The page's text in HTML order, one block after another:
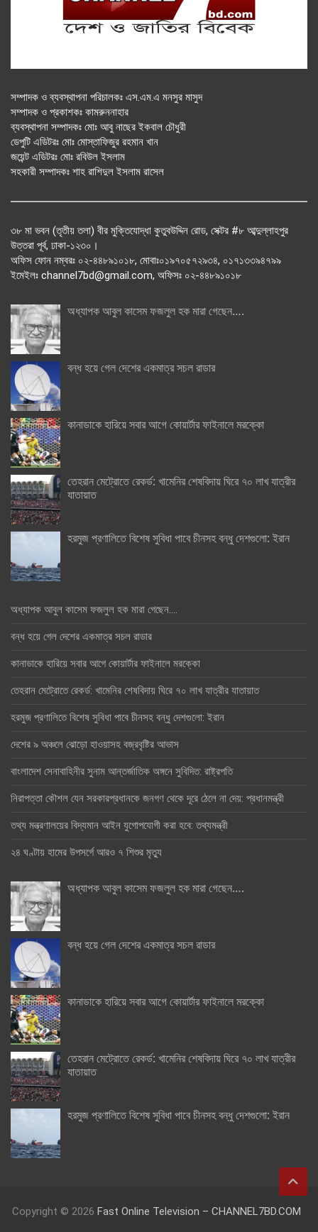
সম্পাদক ও ব্যবস্থাপনা পরিচালকঃ এস.এম.এ মনসুর মাসুদ
সম্পাদক ও প্রকাশকঃ কামরুননাহার
ব্যবস্থাপনা সম্পাদকঃ মোঃ আবু নাছের ইকবাল চৌধুরী
ডেপুটি এডিটরঃ মোঃ মোস্তাফিজুর রহমান খান
জয়েন্ট এডিটরঃ মোঃ রবিউল ইসলাম
সহকারী সম্পাদকঃ শাহ রাশিদুল ইসলাম রাসেল
৩৮ মা ভবন (তৃতীয় তলা) বীর মুক্তিযোদ্ধা কুতুবউদ্দিন রোড, সেক্টর #৮ আব্দুল্লাহপুর
উত্তরা পূর্ব, ঢাকা-১২৩০।
অফিস ফোন নম্বরঃ ০২-৪৪৮৯১০১৮, মোবাঃ০১৯৭০৫৭২৯৩৪, ০১৭১৩৩৯৪৭৯৯
ইমেইলঃ channel7bd@gmail.com, অফিসঃ ০২-৪৪৮৯১০১৮
অধ্যাপক আবুল কাসেম ফজলুল হক মারা গেছেন….
বন্ধ হয়ে গেল দেশের একমাত্র সচল রাডার
কানাডাকে হারিয়ে সবার আগে কোয়ার্টার ফাইনালে মরক্কো
তেহরান মেট্রোতে রেকর্ড: খামেনির শেষবিদায় ঘিরে ৭০ লাখ যাত্রীর
যাতায়াত
হরমুজ প্রণালিতে বিশেষ সুবিধা পাবে চীনসহ বন্ধু দেশগুলো: ইরান
অধ্যাপক আবুল কাসেম ফজলুল হক মারা গেছেন….
বন্ধ হয়ে গেল দেশের একমাত্র সচল রাডার
কানাডাকে হারিয়ে সবার আগে কোয়ার্টার ফাইনালে মরক্কো
তেহরান মেট্রোতে রেকর্ড: খামেনির শেষবিদায় ঘিরে ৭০ লাখ যাত্রীর যাতায়াত
হরমুজ প্রণালিতে বিশেষ সুবিধা পাবে চীনসহ বন্ধু দেশগুলো: ইরান
দেশের ৯ অঞ্চলে ঝোড়ো হাওয়াসহ বজ্রবৃষ্টির আভাস
বাংলাদেশ সেনাবাহিনীর সুনাম আন্তর্জাতিক অঙ্গনে সুবিদিত: রাষ্ট্রপতি
নিরাপত্তা কৌশল যেন সরকারপ্রধানকে জনগণ থেকে দূরে ঠেলে না দেয়: প্রধানমন্ত্রী
তথ্য মন্ত্রণালয়ের বিদ্যমান আইন যুগোপযোগী করা হবে: তথ্যমন্ত্রী
২৪ ঘণ্টায় হামের উপসর্গে আরও ৭ শিশুর মৃত্যু
অধ্যাপক আবুল কাসেম ফজলুল হক মারা গেছেন….
বন্ধ হয়ে গেল দেশের একমাত্র সচল রাডার
কানাডাকে হারিয়ে সবার আগে কোয়ার্টার ফাইনালে মরক্কো
তেহরান মেট্রোতে রেকর্ড: খামেনির শেষবিদায় ঘিরে ৭০ লাখ যাত্রীর
যাতায়াত
হরমুজ প্রণালিতে বিশেষ সুবিধা পাবে চীনসহ বন্ধু দেশগুলো: ইরান
Copyright © 2026 Fast Online Television – CHANNEL7BD.COM